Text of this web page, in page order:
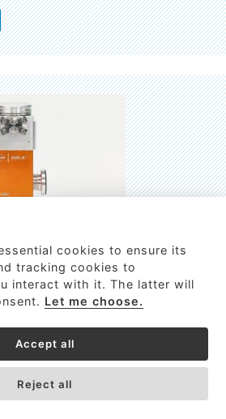
(NEMS) FTIR analyzátor
cookies to ensure its
tracking cookies to
interact with it. The latter will
Let me choose.
Accept all
Reject all